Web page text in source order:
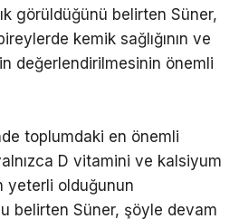
görüldüğünü belirten Süner,
kemik sağlığının ve
değerlendirilmesinin önemli
toplumdaki en önemli
D vitamini ve kalsiyum
yeterli olduğunun
belirten Süner, şöyle devam